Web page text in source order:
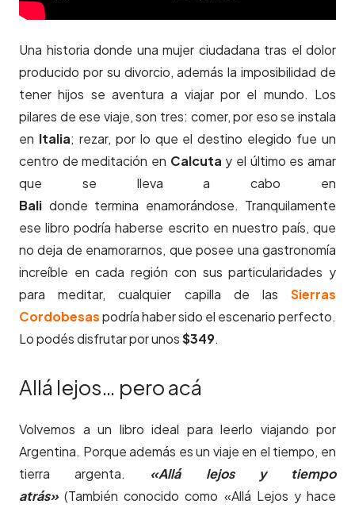
Una historia donde una mujer ciudadana tras el dolor
producido por su divorcio, además la imposibilidad de
tener hijos se aventura a viajar por el mundo. Los
pilares de ese viaje, son tres: comer, por eso se instala
en Italia; rezar, por lo que el destino elegido fue un
centro de meditación en Calcuta y el último es amar
que se lleva a cabo en
Bali donde termina enamorándose. Tranquilamente
ese libro podría haberse escrito en nuestro país, que
no deja de enamorarnos, que posee una gastronomía
increíble en cada región con sus particularidades y
para meditar, cualquier capilla de las Sierras
Cordobesaspodría haber sido el escenario perfecto.
Lo podés disfrutar por unos$349.
Allá lejos… pero acá
Volvemos a un libro ideal para leerlo viajando por
Argentina. Porque además es un viaje en el tiempo, en
tierra argenta. «Allá lejos y tiempo
atrás» (También conocido como «Allá Lejos y hace